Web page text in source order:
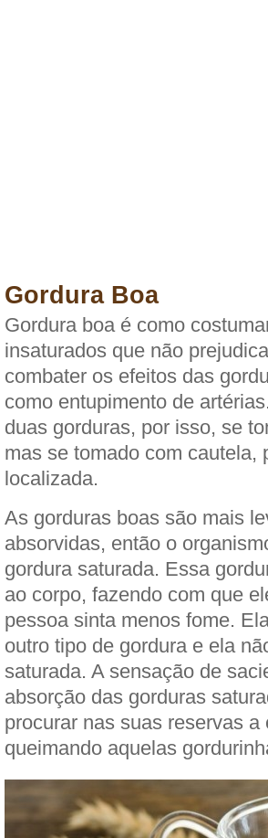
Gordura Boa
Gordura boa é como
insaturados que não
combater os efeitos das
como entupimento de
duas gorduras, por isso, se
mas se tomado com cautela,
localizada.
As gorduras boas são mais
absorvidas, então o
gordura saturada. Essa
ao corpo, fazendo com que
pessoa sinta menos fome.
outro tipo de gordura e ela
saturada. A sensação de
absorção das gorduras
procurar nas suas reservas
queimando aquelas